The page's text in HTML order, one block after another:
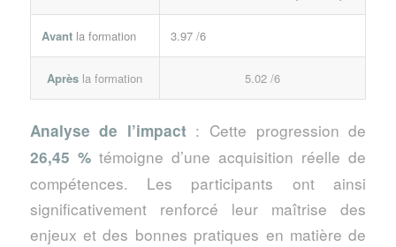
Avant la formation 3.97 /6
Après la formation 5.02 /6
Analyse de l’impact : Cette progression de
26,45 %témoigne d’une acquisition réelle de
compétences. Les participants ont ainsi
significativement renforcé leur maîtrise des
enjeux et des bonnes pratiques en matière de